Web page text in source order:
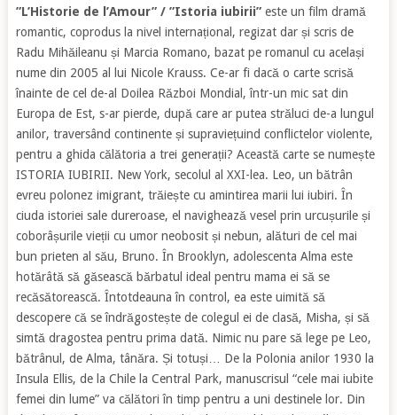
”L’Historie de l’Amour” / ”Istoria iubirii”este un film dramă
romantic, coprodus la nivel internațional, regizat dar și scris de
Radu Mihăileanu și Marcia Romano, bazat pe romanul cu același
nume din 2005 al lui Nicole Krauss. Ce-ar fi dacă o carte scrisă
înainte de cel de-al Doilea Război Mondial, într-un mic sat din
Europa de Est, s-ar pierde, după care ar putea străluci de-a lungul
anilor, traversând continente și supraviețuind conflictelor violente,
pentru a ghida călătoria a trei generații? Această carte se numește
ISTORIA IUBIRII. New York, secolul al XXI-lea. Leo, un bătrân
evreu polonez imigrant, trăiește cu amintirea marii lui iubiri. În
ciuda istoriei sale dureroase, el navighează vesel prin urcușurile și
coborâșurile vieții cu umor neobosit și nebun, alături de cel mai
bun prieten al său, Bruno. În Brooklyn, adolescenta Alma este
hotărâtă să găsească bărbatul ideal pentru mama ei să se
recăsătorească. Întotdeauna în control, ea este uimită să
descopere că se îndrăgostește de colegul ei de clasă, Misha, și să
simtă dragostea pentru prima dată. Nimic nu pare să lege pe Leo,
bătrânul, de Alma, tânăra. Și totuși… De la Polonia anilor 1930 la
Insula Ellis, de la Chile la Central Park, manuscrisul “cele mai iubite
femei din lume” va călători în timp pentru a uni destinele lor. Din